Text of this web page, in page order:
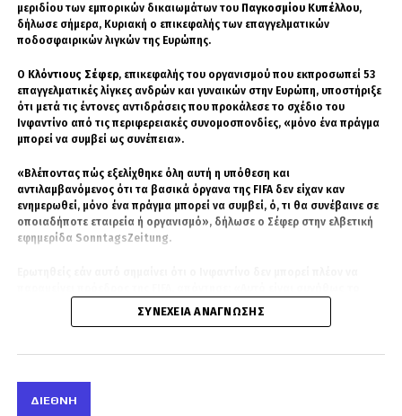
μεριδίου των εμπορικών δικαιωμάτων του Παγκοσμίου Κυπέλλου,
δήλωσε σήμερα, Κυριακή ο επικεφαλής των επαγγελματικών
ποδοσφαιρικών λιγκών της Ευρώπης.
Ο Κλόντιους Σέφερ, επικεφαλής του οργανισμού που εκπροσωπεί 53
επαγγελματικές λίγκες ανδρών και γυναικών στην Ευρώπη, υποστήριξε
ότι μετά τις έντονες αντιδράσεις που προκάλεσε το σχέδιο του
Ινφαντίνο από τις περιφερειακές συνομοσπονδίες, «μόνο ένα πράγμα
μπορεί να συμβεί ως συνέπεια».
«Βλέποντας πώς εξελίχθηκε όλη αυτή η υπόθεση και
αντιλαμβανόμενος ότι τα βασικά όργανα της FIFA δεν είχαν καν
ενημερωθεί, μόνο ένα πράγμα μπορεί να συμβεί, ό, τι θα συνέβαινε σε
οποιαδήποτε εταιρεία ή οργανισμό», δήλωσε ο Σέφερ στην ελβετική
εφημερίδα SonntagsZeitung.
αποτέλεσμα όταν κάποιος σε μια εταιρεία προωθεί μια τόσο
Ο Ινφαντίνο ανακοίνωσε την Παρασκευή ότι η FIFA εγκατέλειψε το
ΣΥΝΈΧΕΙΑ ΑΝΆΓΝΩΣΗΣ
ΔΙΕΘΝΉ